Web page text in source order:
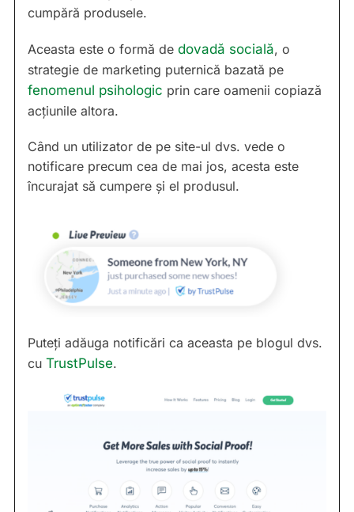
cumpără produsele.
Aceasta este o formă de dovadă socială, o
strategie de marketing puternică bazată pe
fenomenul psihologic prin care oamenii copiază
acțiunile altora.
Când un utilizator de pe site-ul dvs. vede o
notificare precum cea de mai jos, acesta este
încurajat să cumpere și el produsul.
Puteți adăuga notificări ca aceasta pe blogul dvs.
cu TrustPulse.